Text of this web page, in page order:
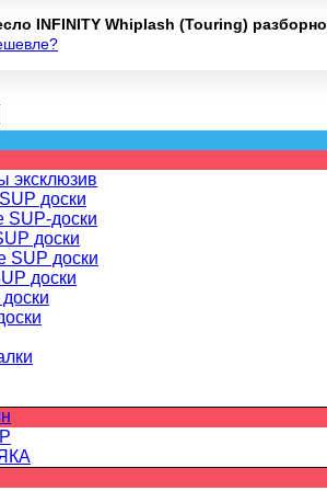
эксклюзив
доски
SUP-доски
доски
SUP доски
доски
INFINITY Whiplash (Touring)